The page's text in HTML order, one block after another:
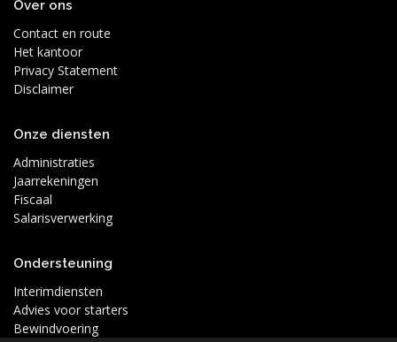
Over ons
Contact en route
Het kantoor
Privacy Statement
Disclaimer
Onze diensten
Administraties
Jaarrekeningen
Fiscaal
Salarisverwerking
Ondersteuning
Interimdiensten
Advies voor starters
Bewindvoering